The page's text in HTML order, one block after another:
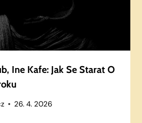
Ine Kafe: Jak Se Starat O
26. 4. 2026